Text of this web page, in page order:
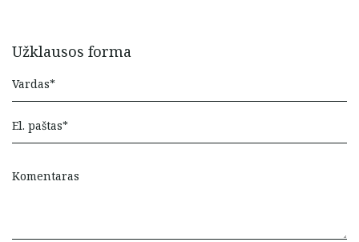
Užklausos forma